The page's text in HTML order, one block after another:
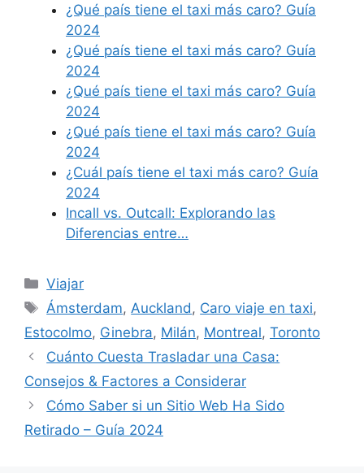
¿Qué país tiene el taxi más caro? Guía
2024
¿Qué país tiene el taxi más caro? Guía
2024
¿Qué país tiene el taxi más caro? Guía
2024
¿Qué país tiene el taxi más caro? Guía
2024
¿Cuál país tiene el taxi más caro? Guía
2024
Incall vs. Outcall: Explorando las
Diferencias entre…
Categories
Viajar
Tags
Ámsterdam, Auckland , Caro viaje en taxi,
Estocolmo, Ginebra, Milán, Montreal, Toronto
Cuánto Cuesta Trasladar una Casa:
Consejos & Factores a Considerar
Cómo Saber si un Sitio Web Ha Sido
Retirado – Guía 2024